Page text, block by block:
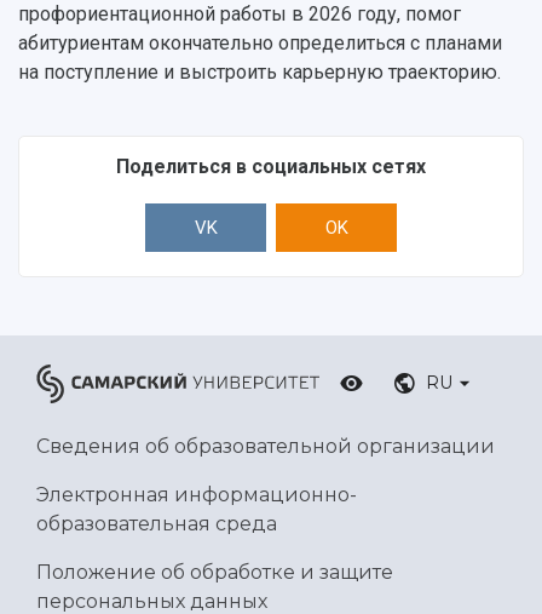
профориентационной работы в 2026 году, помог
абитуриентам окончательно определиться с планами
на поступление и выстроить карьерную траекторию.
Поделиться в социальных сетях
VK OK
RU
Сведения об образовательной организации
Электронная информационно-
образовательная среда
Положение об обработке и защите
персональных данных